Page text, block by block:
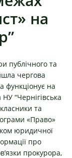
на
публічного та
чергова
функціонує на
“Чернігівська
та
«Право»
юридичної
про
прокурора,